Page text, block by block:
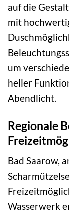
auf die
mit
um
heller
Abendlicht.
Regionale
Bad Saarow,
Wasserwerk